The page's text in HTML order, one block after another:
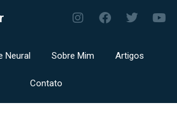
Neural Sobre Mim Artigos
Contato